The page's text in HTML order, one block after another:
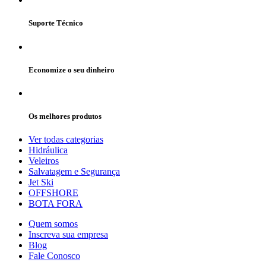
Suporte Técnico
Economize o seu dinheiro
Os melhores produtos
Ver todas categorias
Hidráulica
Veleiros
Salvatagem e Segurança
Jet Ski
OFFSHORE
BOTA FORA
Quem somos
Inscreva sua empresa
Blog
Fale Conosco